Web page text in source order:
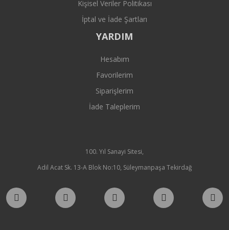
Kişisel Veriler Politikası
İptal ve İade Şartları
YARDIM
Hesabım
Favorilerim
Siparişlerim
İade Taleplerim
100. Yıl Sanayi Sitesi,
Adil Acat Sk. 13-A Blok No:10, Süleymanpaşa Tekirdağ